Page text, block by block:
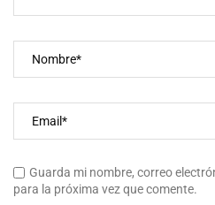
Guarda mi nombre, correo
para la próxima vez que comente.